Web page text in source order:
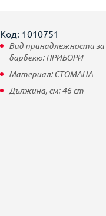
Код: 1010751
Вид принадлежности за
барбекю:ПРИБОРИ
Материал:СТОМАНА
Дължина, см:46cm